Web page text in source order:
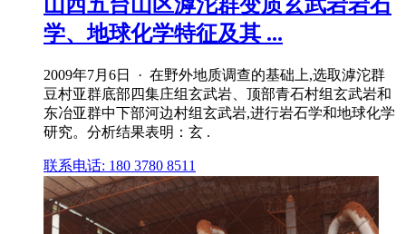
学、地球化学特征及其 ...
2009年7月6日 · 在野外地质调查的基础上,选取滹沱群
豆村亚群底部四集庄组玄武岩、顶部青石村组玄武岩和
东冶亚群中下部河边村组玄武岩,进行岩石学和地球化学
研究。分析结果表明：玄 .
联系电话: 180 3780 8511